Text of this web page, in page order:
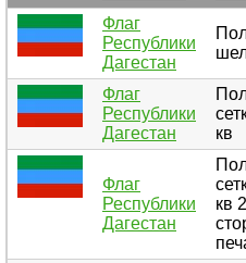
Флаг
Республики
Дагестан
Флаг
Республики
Дагестан
кв
Флаг
Республики
Дагестан
кв